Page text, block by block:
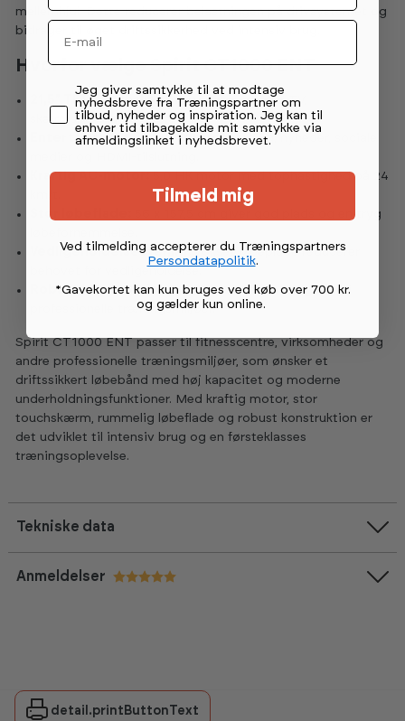
mellemhjul. Dette reducerer belastningen på drivsystemet og
bidrager til øget driftssikkerhed ved intensiv brug.
Hvorfor vælge Spirit CT1000 ENT
21,5" TFT-touchskærm:stor skærm med TV,
skærmspejling og apps.
Entertainment-funktioner:streaming, nyheder, sociale
Kraftig AC-motor:
5,0 HK motor med tophastighed på 24
Stor løbeflade:
56 x 157,5 cm giver god plads og en tryg
Vedligeholdelsesvenlig:vokset løbeplade reducerer
Robust konstruktion:udviklet til kontinuerlig brug i
professionelle træningsmiljøer.
Spirit CT1000 ENT passer til fitnesscentre, virksomheder og
andre professionelle træningsmiljøer, som ønsker et
driftssikkert løbebånd med høj kapacitet og moderne
underholdningsfunktioner. Med kraftig motor, stor
touchskærm, rummelig løbeflade og robust konstruktion er
det udviklet til intensiv brug og en førsteklasses
træningsoplevelse.
Tekniske data
Anmeldelser
detail.printButtonText
Email
Permission tekst
Jeg giver samtykke til at modtage
nyhedsbreve fra Træningspartner om
tilbud, nyheder og inspiration. Jeg kan til
enhver tid tilbagekalde mit samtykke via
afmeldingslinket i nyhedsbrevet.
Tilmeld mig
Ved tilmelding accepterer du Træningspartners
Persondatapolitik.
*Gavekortet kan kun bruges ved køb over 700 kr.
og gælder kun online.